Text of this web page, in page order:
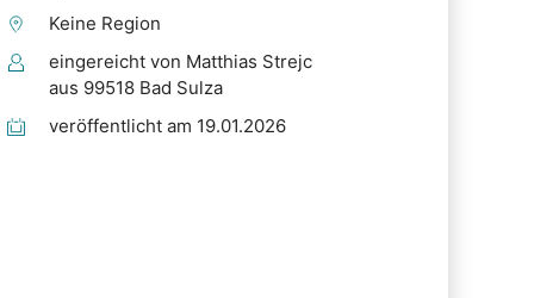
Keine Region
eingereicht von Matthias Strejc
aus 99518 Bad Sulza
veröffentlicht am 19.01.2026